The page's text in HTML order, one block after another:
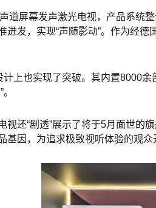
道屏幕发声激光电视，产品系统
迸发，实现“声随影动”。作为经
上也实现了突破。其内置8000
还“剧透”展示了将于5月面世的
因，为追求极致视听体验的观众